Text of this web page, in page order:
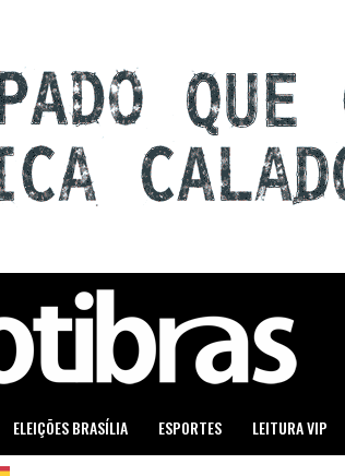
ELEIÇÕES BRASÍLIA ESPORTES LEITURA VIP